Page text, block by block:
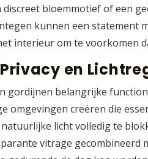
bloemmotief of een
kunnen een statement
interieur om te voorkomen
en
gordijnen belangrijke
omgevingen creëren die
licht volledig te
vitrage